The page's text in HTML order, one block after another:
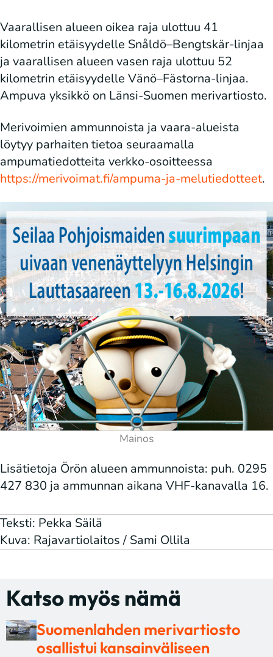
Vaarallisen alueen oikea raja ulottuu 41
kilometrin etäisyydelle Snåldö–Bengtskär-linjaa
ja vaarallisen alueen vasen raja ulottuu 52
kilometrin etäisyydelle Vänö–Fästorna-linjaa.
Ampuva yksikkö on Länsi-Suomen merivartiosto.
Merivoimien ammunnoista ja vaara-alueista
löytyy parhaiten tietoa seuraamalla
ampumatiedotteita verkko-osoitteessa
https://merivoimat.fi/ampuma-ja-melutiedotteet.
Lisätietoja Örön alueen ammunnoista: puh. 0295
427 830 ja ammunnan aikana VHF-kanavalla 16.
Teksti: Pekka Säilä
Kuva: Rajavartiolaitos / Sami Ollila
Katso myös nämä
Suomenlahden merivartiosto
osallistui kansainväliseen